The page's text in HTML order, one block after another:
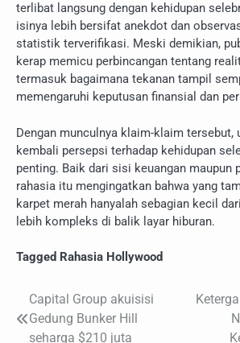
terlibat langsung dengan kehidupan
isinya lebih bersifat anekdot dan
statistik terverifikasi. Meski demikian,
kerap memicu perbincangan tentang
termasuk bagaimana tekanan tampil
memengaruhi keputusan finansial dan
Dengan munculnya klaim-klaim tersebut,
kembali persepsi terhadap kehidupan
penting. Baik dari sisi keuangan maupun
rahasia itu mengingatkan bahwa yang
karpet merah hanyalah sebagian kecil
lebih kompleks di balik layar hiburan.
Tagged Rahasia Hollywood
Navigasi
pos
Capital Group akuisisi
Gedung Bunker Hill
seharga $210 juta